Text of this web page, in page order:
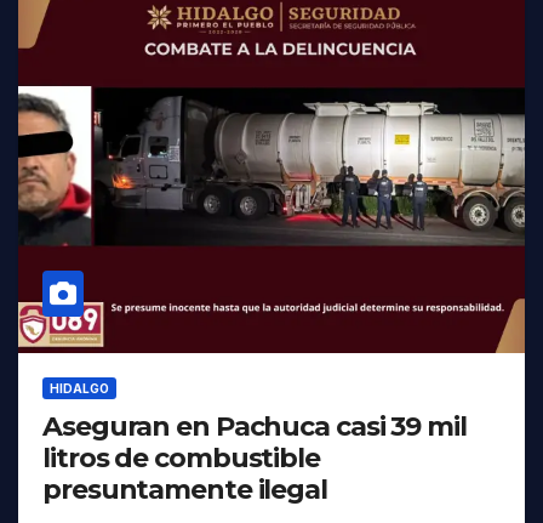
HIDALGO
Aseguran en Pachuca casi 39 mil
litros de combustible
presuntamente ilegal